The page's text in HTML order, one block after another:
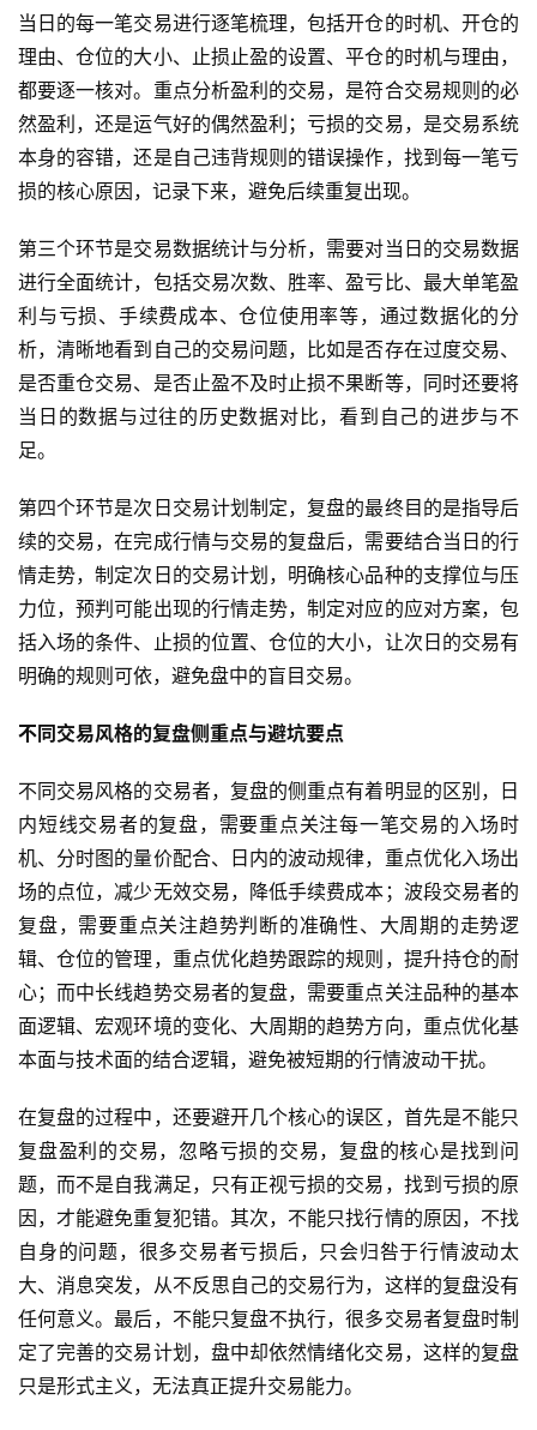
国
际
期
货
指
期
货
期
货
入
门
期
货
行
情
黄
期
当日的每一笔交易进行逐笔梳理，包括开仓的时机、开仓的
理由、仓位的大小、止损止盈的设置、平仓的时机与理由，
都要逐一核对。重点分析盈利的交易，是符合交易规则的必
然盈利，还是运气好的偶然盈利；亏损的交易，是交易系统
本身的容错，还是自己违背规则的错误操作，找到每一笔亏
损的核心原因，记录下来，避免后续重复出现。
第三个环节是交易数据统计与分析，需要对当日的交易数据
进行全面统计，包括交易次数、胜率、盈亏比、最大单笔盈
利与亏损、手续费成本、仓位使用率等，通过数据化的分
析，清晰地看到自己的交易问题，比如是否存在过度交易、
是否重仓交易、是否止盈不及时止损不果断等，同时还要将
当日的数据与过往的历史数据对比，看到自己的进步与不
足。
第四个环节是次日交易计划制定，复盘的最终目的是指导后
续的交易，在完成行情与交易的复盘后，需要结合当日的行
情走势，制定次日的交易计划，明确核心品种的支撑位与压
力位，预判可能出现的行情走势，制定对应的应对方案，包
括入场的条件、止损的位置、仓位的大小，让次日的交易有
明确的规则可依，避免盘中的盲目交易。
不同交易风格的复盘侧重点与避坑要点
不同交易风格的交易者，复盘的侧重点有着明显的区别，日
内短线交易者的复盘，需要重点关注每一笔交易的入场时
机、分时图的量价配合、日内的波动规律，重点优化入场出
场的点位，减少无效交易，降低手续费成本；波段交易者的
复盘，需要重点关注趋势判断的准确性、大周期的走势逻
辑、仓位的管理，重点优化趋势跟踪的规则，提升持仓的耐
心；而中长线趋势交易者的复盘，需要重点关注品种的基本
面逻辑、宏观环境的变化、大周期的趋势方向，重点优化基
本面与技术面的结合逻辑，避免被短期的行情波动干扰。
在复盘的过程中，还要避开几个核心的误区，首先是不能只
复盘盈利的交易，忽略亏损的交易，复盘的核心是找到问
题，而不是自我满足，只有正视亏损的交易，找到亏损的原
因，才能避免重复犯错。其次，不能只找行情的原因，不找
自身的问题，很多交易者亏损后，只会归咎于行情波动太
大、消息突发，从不反思自己的交易行为，这样的复盘没有
任何意义。最后，不能只复盘不执行，很多交易者复盘时制
定了完善的交易计划，盘中却依然情绪化交易，这样的复盘
只是形式主义，无法真正提升交易能力。